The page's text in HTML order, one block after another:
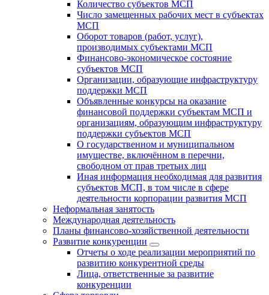
Количество субъектов МСП
Число замещенных рабочих мест в субъектах
МСП
Оборот товаров (работ, услуг),
производимых субъектами МСП
Финансово-экономическое состояние
субъектов МСП
Организации, образующие инфраструктуру
поддержки МСП
Объявленные конкурсы на оказание
финансовой поддержки субъектам МСП и
организациям, образующим инфраструктуру
поддержки субъектов МСП
О государственном и муниципальном
имуществе, включённом в перечни,
свободном от прав третьих лиц
Иная информация необходимая для развития
субъектов МСП, в том числе в сфере
деятельности корпорации развития МСП
Неформальная занятость
Международная деятельность
Планы финансово-хозяйственной деятельности
Развитие конкуренции
Отчеты о ходе реализации мероприятий по
развитию конкурентной среды
Лица, ответственные за развитие
конкуренции